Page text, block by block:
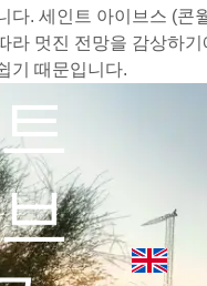
다. 세인트 아이브스 (
라 멋진 전망을 감상하
기 때문입니다.